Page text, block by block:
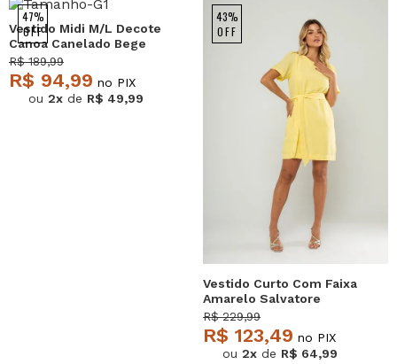
47%
OFF
Vestido Midi M/L Decote
Canoa Canelado Bege
Salvatore
R$ 189,99
R$ 94,99 no PIX
ou 2x de R$ 49,99
43%
OFF
Vestido Curto Com Faixa
Amarelo Salvatore
R$ 229,99
R$ 123,49 no PIX
ou 2x de R$ 64,99